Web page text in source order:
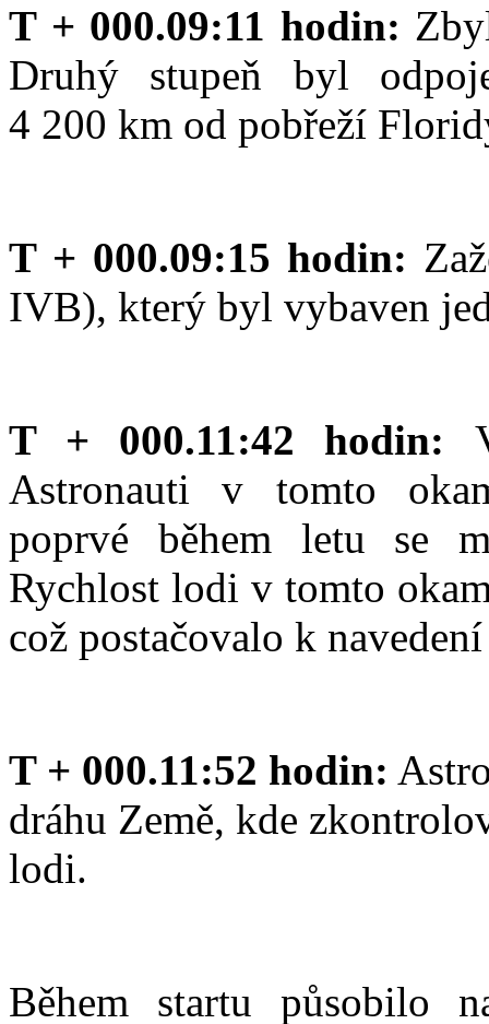
T + 000.09:11 hodin:
Druhý stupeň byl
4 200 km od pobřeží
T + 000.09:15 hodin:
IVB), který byl vybaven
T + 000.11:42 hodin:
Astronauti v tomto
poprvé během letu se
Rychlost lodi v tomto
což postačovalo k
T + 000.11:52 hodin:
dráhu Země, kde
lodi.
Během startu působilo